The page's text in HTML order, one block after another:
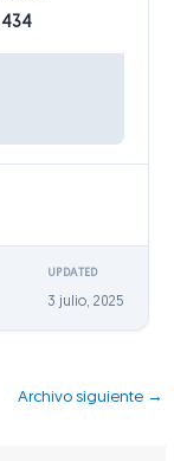
434
UPDATED
3 julio, 2025
Archivo siguiente →